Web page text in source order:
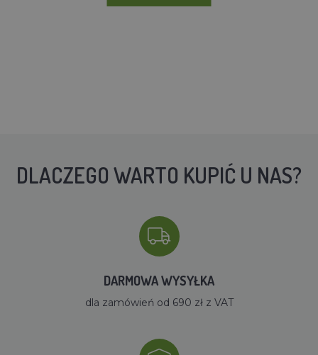
DLACZEGO WARTO KUPIĆ U NAS?
DARMOWA WYSYŁKA
dla zamówień od 690 zł z VAT